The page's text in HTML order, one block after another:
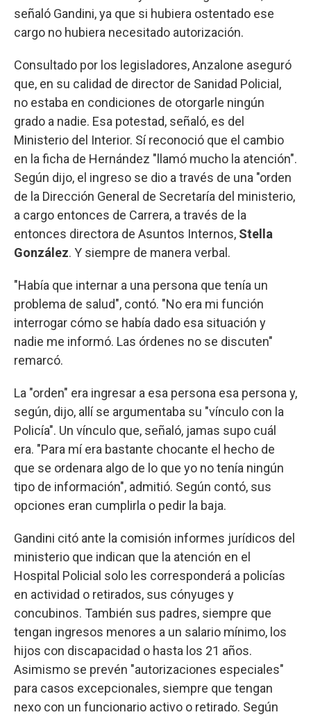
señaló Gandini, ya que si hubiera ostentado ese
cargo no hubiera necesitado autorización.
Consultado por los legisladores, Anzalone aseguró
que, en su calidad de director de Sanidad Policial,
no estaba en condiciones de otorgarle ningún
grado a nadie. Esa potestad, señaló, es del
Ministerio del Interior. Sí reconoció que el cambio
en la ficha de Hernández "llamó mucho la atención".
Según dijo, el ingreso se dio a través de una "orden
de la Dirección General de Secretaría del ministerio,
a cargo entonces de Carrera, a través de la
entonces directora de Asuntos Internos, Stella
González. Y siempre de manera verbal.
"Había que internar a una persona que tenía un
problema de salud", contó. "No era mi función
interrogar cómo se había dado esa situación y
nadie me informó. Las órdenes no se discuten"
remarcó.
La "orden" era ingresar a esa persona esa persona y,
según, dijo, allí se argumentaba su "vínculo con la
Policía". Un vínculo que, señaló, jamas supo cuál
era. "Para mí era bastante chocante el hecho de
que se ordenara algo de lo que yo no tenía ningún
tipo de información", admitió. Según contó, sus
opciones eran cumplirla o pedir la baja.
Gandini citó ante la comisión informes jurídicos del
ministerio que indican que la atención en el
Hospital Policial solo les corresponderá a policías
en actividad o retirados, sus cónyuges y
concubinos. También sus padres, siempre que
tengan ingresos menores a un salario mínimo, los
hijos con discapacidad o hasta los 21 años.
Asimismo se prevén "autorizaciones especiales"
para casos excepcionales, siempre que tengan
nexo con un funcionario activo o retirado. Según